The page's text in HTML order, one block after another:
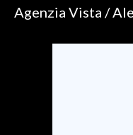
Agenzia Vista /